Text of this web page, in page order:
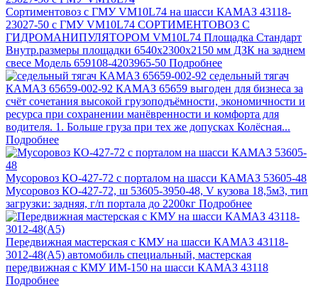
Сортиментовоз с ГМУ VM10L74 на шасси КАМАЗ 43118-
23027-50 с ГМУ VM10L74 СОРТИМЕНТОВОЗ С
ГИДРОМАНИПУЛЯТОРОМ VM10L74 Площадка Стандарт
Внутр.размеры площадки 6540х2300х2150 мм ДЗК на заднем
свесе Модель 659108-4203965-50 Подробнее
седельный тягач
КАМАЗ 65659-002-92 КАМАЗ 65659 выгоден для бизнеса за
счёт сочетания высокой грузоподъёмности, экономичности и
ресурса при сохранении манёвренности и комфорта для
водителя. 1. Больше груза при тех же допусках Колёсная...
Подробнее
Мусоровоз КО-427-72 с порталом на шасси КАМАЗ 53605-48
Мусоровоз КО-427-72, ш 53605-3950-48, V кузова 18,5м3, тип
загрузки: задняя, г/п портала до 2200кг Подробнее
Передвижная мастерская с КМУ на шасси КАМАЗ 43118-
3012-48(А5) автомобиль специальный, мастерская
передвижная с КМУ ИМ-150 на шасси КАМАЗ 43118
Подробнее